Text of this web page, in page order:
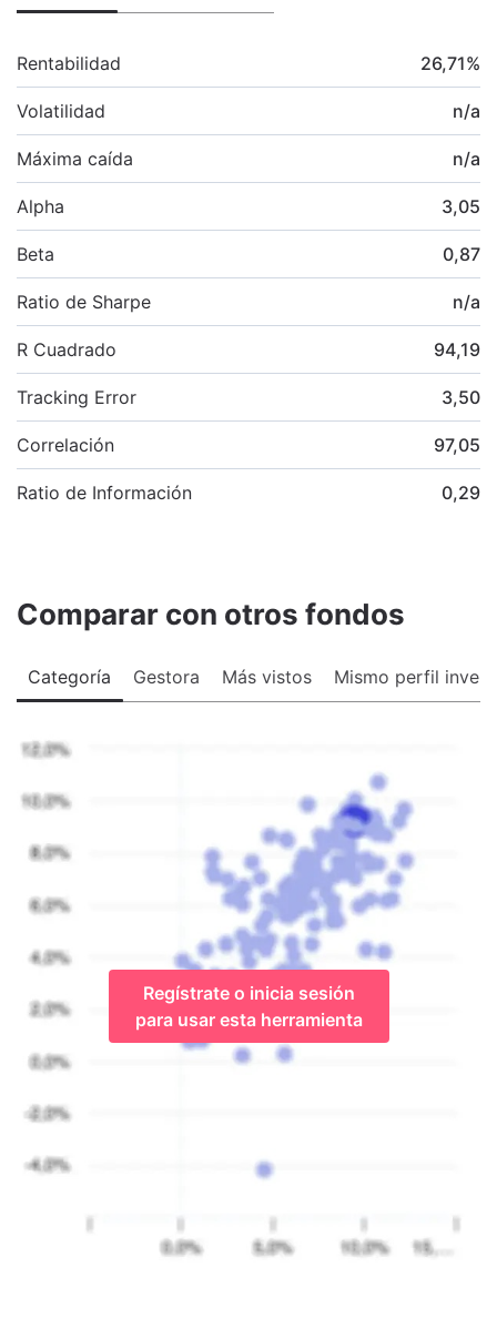
Rentabilidad 26,71%
Volatilidad n/a
Máxima caída n/a
Alpha 3,05
Beta 0,87
Ratio de Sharpe n/a
R Cuadrado 94,19
Tracking Error 3,50
Correlación 97,05
Ratio de Información 0,29
Comparar con otros fondos
Categoría Gestora Más vistos Mismo perfil
Regístrate o inicia sesión
para usar esta herramienta